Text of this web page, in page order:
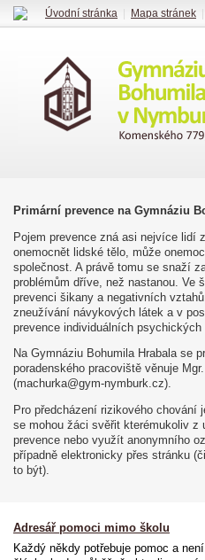
Primární prevence na Gymnáziu
Pojem prevence zná asi nejvíce lidí
onemocnět lidské tělo, může
společnost. A právě tomu se snaží
problémům dříve, než nastanou. Ve
prevenci šikany a negativních
zneužívání návykových látek a v
prevence individuálních psychických
Na Gymnáziu Bohumila Hrabala se
poradenského pracoviště věnuje
(machurka@gym-nymburk.cz).
Pro předcházení rizikového
se mohou žáci svěřit kterémukoliv z
prevence nebo využít anonymního
případně elektronicky přes stránku
to být).
Adresář pomoci mimo školu
Každý někdy potřebuje pomoc a
Úvodní stránka Mapa stránek